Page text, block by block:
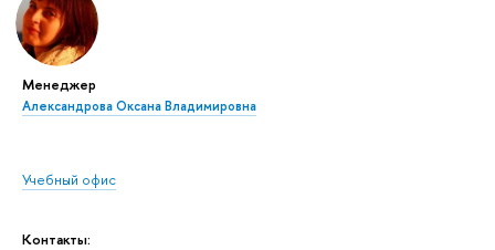
Менеджер
Александрова Оксана Владимировна
Учебный офис
Контакты: